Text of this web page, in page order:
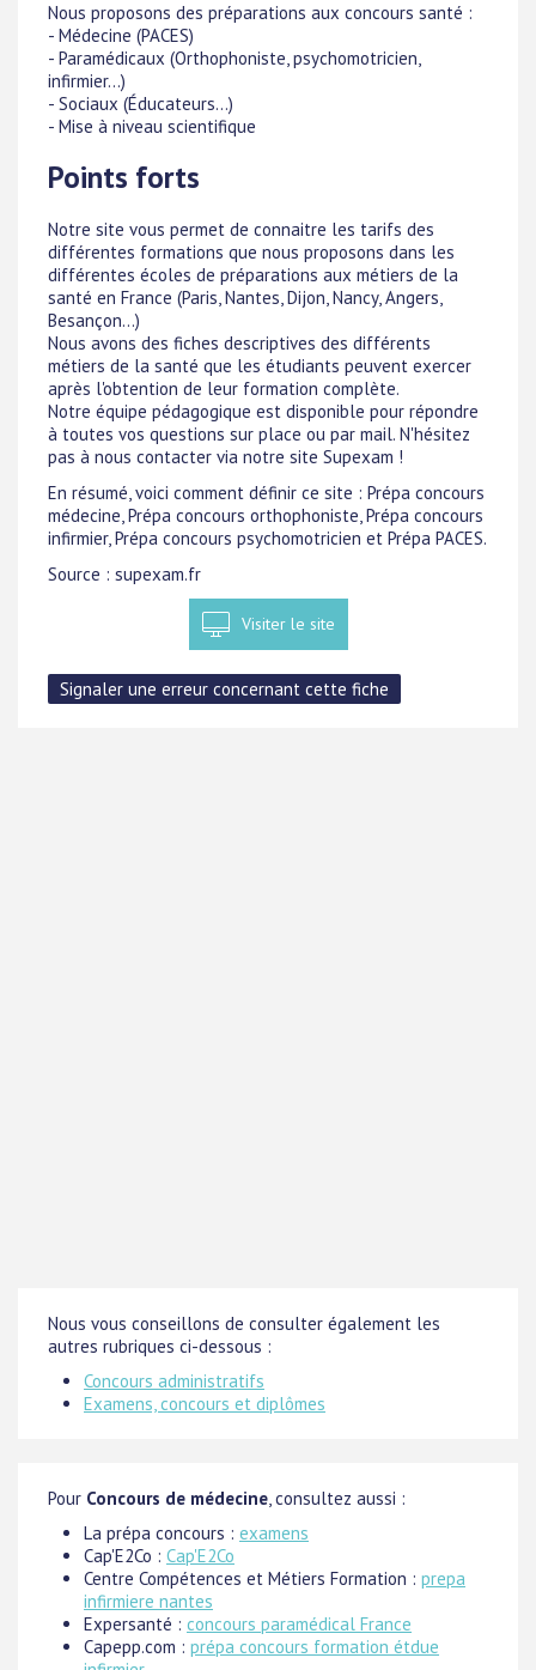
Nous proposons des préparations aux concours santé :
- Médecine (PACES)
- Paramédicaux (Orthophoniste, psychomotricien,
infirmier...)
- Sociaux (Éducateurs...)
- Mise à niveau scientifique
Points forts
Notre site vous permet de connaitre les tarifs des
différentes formations que nous proposons dans les
différentes écoles de préparations aux métiers de la
santé en France (Paris, Nantes, Dijon, Nancy, Angers,
Besançon...)
Nous avons des fiches descriptives des différents
métiers de la santé que les étudiants peuvent exercer
après l'obtention de leur formation complète.
Notre équipe pédagogique est disponible pour répondre
à toutes vos questions sur place ou par mail. N'hésitez
pas à nous contacter via notre site Supexam !
En résumé, voici comment définir ce site : Prépa concours
médecine, Prépa concours orthophoniste, Prépa concours
infirmier, Prépa concours psychomotricien et Prépa PACES.
Source : supexam.fr
Visiter le site
Nous vous conseillons de consulter également les
autres rubriques ci-dessous :
Concours administratifs
Examens, concours et diplômes
Pour Concours de médecine, consultez aussi :
La prépa concours : examens
Cap'E2Co : Cap'E2Co
Centre Compétences et Métiers Formation : prepa
infirmiere nantes
Expersanté : concours paramédical France
Capepp.com : prépa concours formation étdue